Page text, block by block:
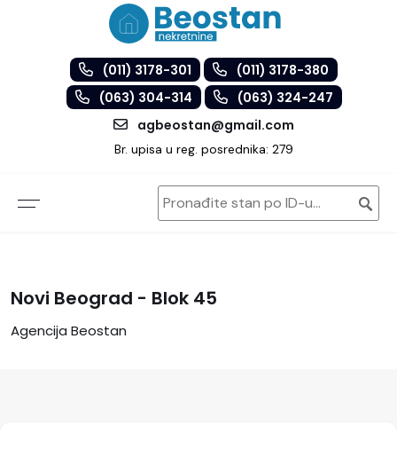
(011) 3178-301
(011) 3178-380
(063) 304-314
(063) 324-247
agbeostan@gmail.com
Br. upisa u reg. posrednika: 279
Novi Beograd - Blok 45
Agencija Beostan